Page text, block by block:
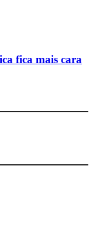
fica mais cara